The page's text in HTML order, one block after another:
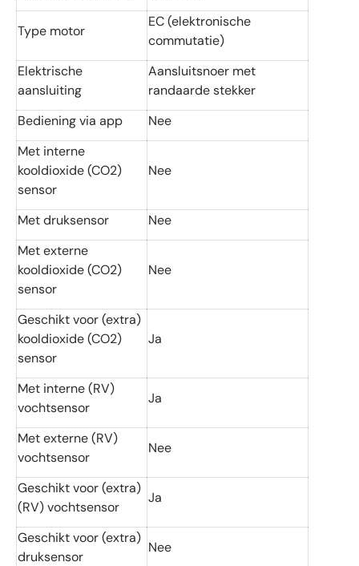
Type motor
EC (elektronische
commutatie)
Elektrische
aansluiting
Aansluitsnoer met
randaarde stekker
Bediening via app
Nee
Met interne
kooldioxide (CO2)
sensor
Nee
Met druksensor
Nee
Met externe
kooldioxide (CO2)
sensor
Nee
Geschikt voor (extra)
kooldioxide (CO2)
sensor
Ja
Met interne (RV)
vochtsensor
Ja
Met externe (RV)
vochtsensor
Nee
Geschikt voor (extra)
(RV) vochtsensor
Ja
Geschikt voor (extra)
druksensor
Nee